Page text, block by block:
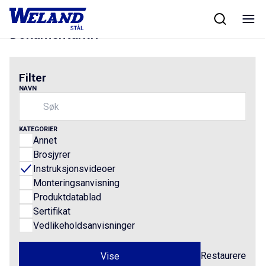
Skip
Hjem/Dokumenter
Dokumentarkiv
Filter
NAVN
KATEGORIER
Annet
Brosjyrer
Instruksjonsvideoer
Monteringsanvisning
Produktdatablad
Sertifikat
Vedlikeholdsanvisninger
Restaurere